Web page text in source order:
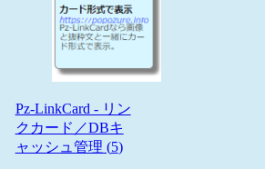
Pz-LinkCard - リン
クカード／DBキ
ャッシュ管理 (5)